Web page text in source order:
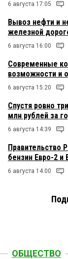
6 августа 17:05
Вывоз нефти и
железной
6 августа 16:00
Современные
возможности и
6 августа 15:20
Спустя ровно
млн рублей за
6 августа 14:39
Правительство
бензин Евро-2 и
6 августа 14:00
ОБЩЕСТВО